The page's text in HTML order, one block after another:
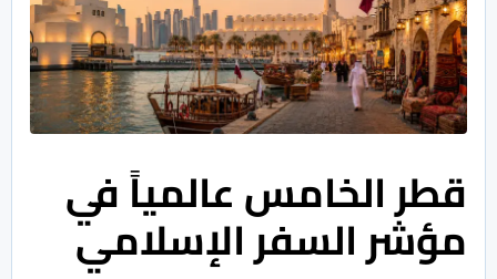
قطر الخامس عالمياً في
مؤشر السفر الإسلامي